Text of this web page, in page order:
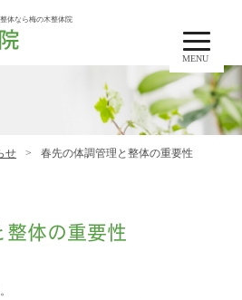
MENU
体なら梅の木整体院
せ 春先の体調管理と整体の重要性
整体の重要性